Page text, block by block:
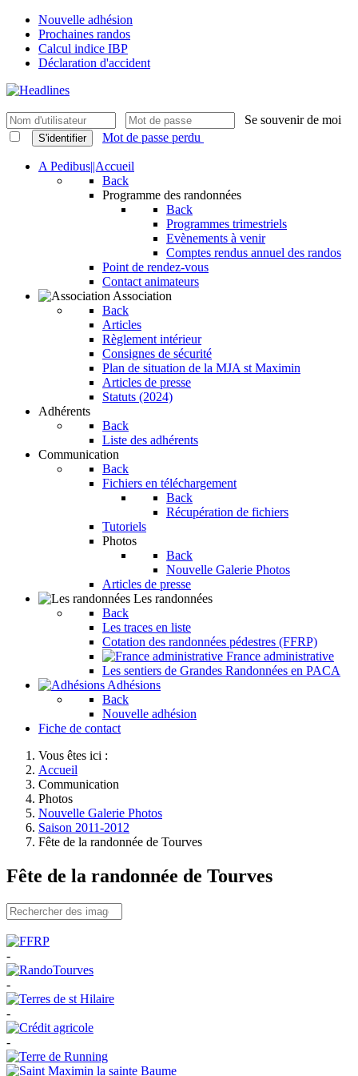
Nouvelle adhésion
Prochaines randos
Calcul indice IBP
Déclaration d'accident
Se souvenir de moi
S'identifier Mot de passe perdu
A Pedibus||Accueil
Back
Programme des randonnées
Back
Programmes trimestriels
Evènements à venir
Comptes rendus annuel des randos
Point de rendez-vous
Contact animateurs
Association
Back
Articles
Règlement intérieur
Consignes de sécurité
Plan de situation de la MJA st Maximin
Articles de presse
Statuts (2024)
Adhérents
Back
Liste des adhérents
Communication
Back
Fichiers en téléchargement
Back
Récupération de fichiers
Tutoriels
Photos
Back
Nouvelle Galerie Photos
Articles de presse
Les randonnées
Back
Les traces en liste
Cotation des randonnées pédestres (FFRP)
France administrative
Les sentiers de Grandes Randonnées en PACA
Adhésions
Back
Nouvelle adhésion
Fiche de contact
Vous êtes ici :
Accueil
Communication
Photos
Nouvelle Galerie Photos
Saison 2011-2012
Fête de la randonnée de Tourves
Fête de la randonnée de Tourves
-
-
-
-